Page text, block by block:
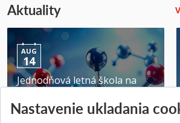
Aktuality
AUG
14
Jednodňová letná škola na
Pridané 28.07.2026
Nastavenie ukladania